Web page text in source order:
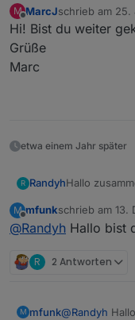
M
Offline
MarcJschrieb am 25.
zuletzt editiert
Hi! Bist du weiter
Grüße
Marc
etwa einem Jahr später
R RandyhHallo
ich hoffe, mir
mit anbinden.
M
Offline
mfunkschrieb am 13.
zuletzt editiert
@Randyh Hallo bist
R 2 Antworten
M mfunk@Randyh